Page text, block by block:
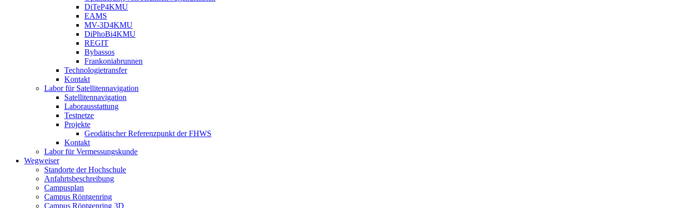
DiTeP4KMU
EAMS
MV-3D4KMU
DiPhoBi4KMU
REGIT
Bybassos
Frankoniabrunnen
Technologietransfer
Kontakt
Labor für Satellitennavigation
Satellitennavigation
Laborausstattung
Testnetze
Projekte
Geodätischer Referenzpunkt der FHWS
Kontakt
Labor für Vermessungskunde
Wegweiser
Standorte der Hochschule
Anfahrtsbeschreibung
Campusplan
Campus Röntgenring
Campus Röntgenring 3D